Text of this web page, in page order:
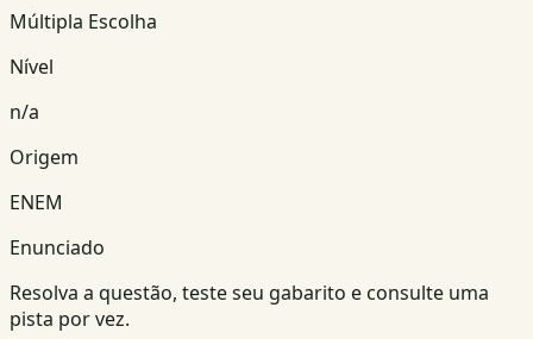
Múltipla Escolha
Nível
n/a
Origem
ENEM
Enunciado
Resolva a questão, teste seu gabarito e consulte uma
pista por vez.